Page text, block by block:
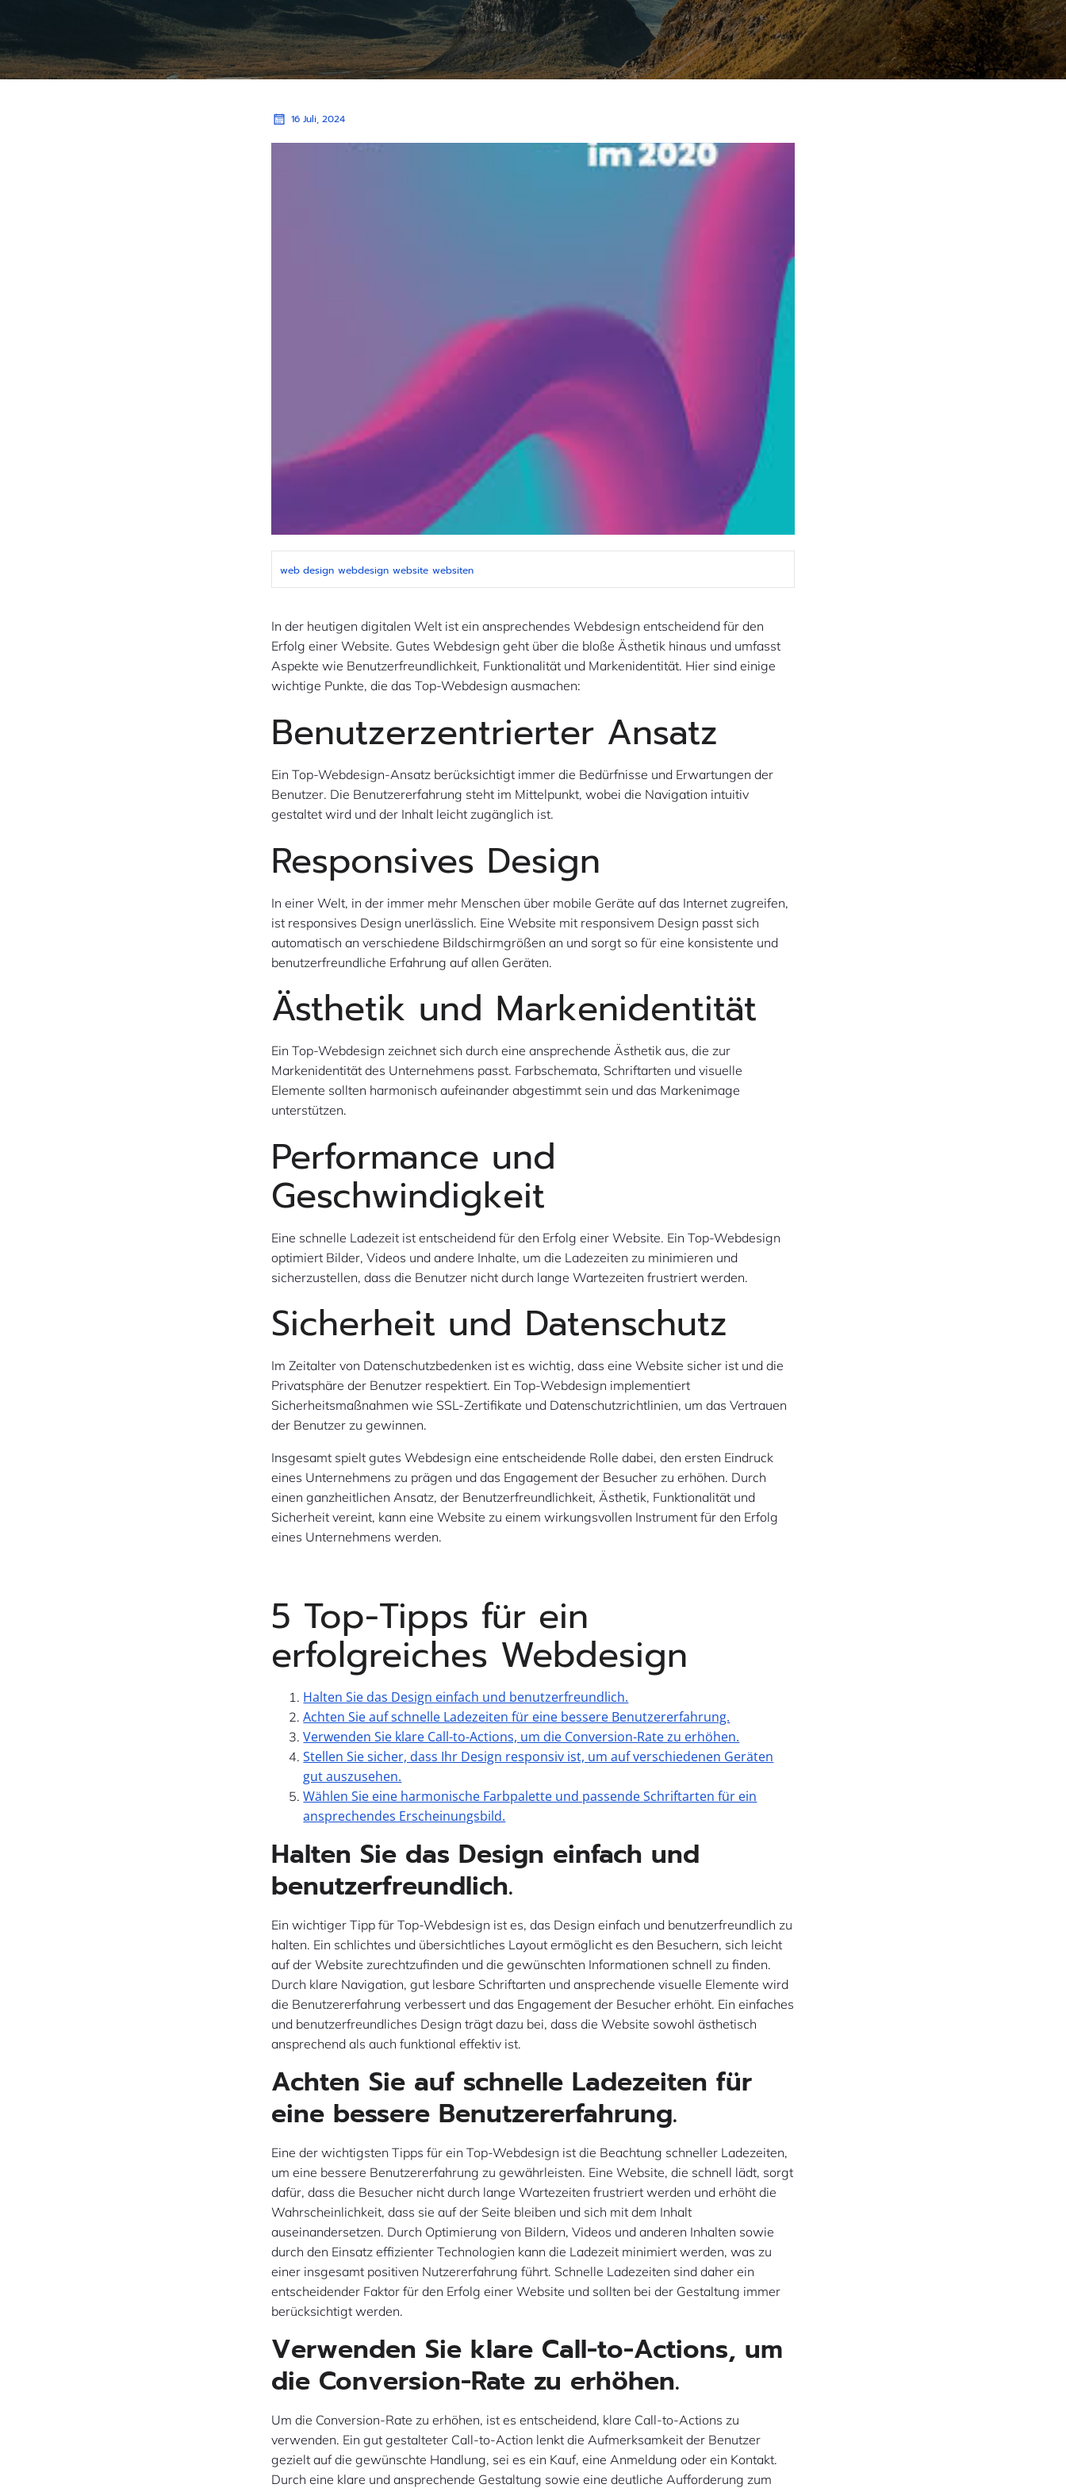
16 Juli, 2024
web design webdesign website websiten
In der heutigen digitalen Welt ist ein ansprechendes Webdesign entscheidend für den
Erfolg einer Website. Gutes Webdesign geht über die bloße Ästhetik hinaus und umfasst
Aspekte wie Benutzerfreundlichkeit, Funktionalität und Markenidentität. Hier sind einige
wichtige Punkte, die das Top-Webdesign ausmachen:
Benutzerzentrierter Ansatz
Ein Top-Webdesign-Ansatz berücksichtigt immer die Bedürfnisse und Erwartungen der
Benutzer. Die Benutzererfahrung steht im Mittelpunkt, wobei die Navigation intuitiv
gestaltet wird und der Inhalt leicht zugänglich ist.
Responsives Design
In einer Welt, in der immer mehr Menschen über mobile Geräte auf das Internet zugreifen,
ist responsives Design unerlässlich. Eine Website mit responsivem Design passt sich
automatisch an verschiedene Bildschirmgrößen an und sorgt so für eine konsistente und
benutzerfreundliche Erfahrung auf allen Geräten.
Ästhetik und Markenidentität
Ein Top-Webdesign zeichnet sich durch eine ansprechende Ästhetik aus, die zur
Markenidentität des Unternehmens passt. Farbschemata, Schriftarten und visuelle
Elemente sollten harmonisch aufeinander abgestimmt sein und das Markenimage
unterstützen.
Performance und
Geschwindigkeit
Eine schnelle Ladezeit ist entscheidend für den Erfolg einer Website. Ein Top-Webdesign
optimiert Bilder, Videos und andere Inhalte, um die Ladezeiten zu minimieren und
sicherzustellen, dass die Benutzer nicht durch lange Wartezeiten frustriert werden.
Sicherheit und Datenschutz
Im Zeitalter von Datenschutzbedenken ist es wichtig, dass eine Website sicher ist und die
Privatsphäre der Benutzer respektiert. Ein Top-Webdesign implementiert
Sicherheitsmaßnahmen wie SSL-Zertifikate und Datenschutzrichtlinien, um das Vertrauen
der Benutzer zu gewinnen.
Insgesamt spielt gutes Webdesign eine entscheidende Rolle dabei, den ersten Eindruck
eines Unternehmens zu prägen und das Engagement der Besucher zu erhöhen. Durch
einen ganzheitlichen Ansatz, der Benutzerfreundlichkeit, Ästhetik, Funktionalität und
Sicherheit vereint, kann eine Website zu einem wirkungsvollen Instrument für den Erfolg
eines Unternehmens werden.
5 Top-Tipps für ein
erfolgreiches Webdesign
Halten Sie das Design einfach und benutzerfreundlich.
Achten Sie auf schnelle Ladezeiten für eine bessere Benutzererfahrung.
Verwenden Sie klare Call-to-Actions, um die Conversion-Rate zu erhöhen.
Stellen Sie sicher, dass Ihr Design responsiv ist, um auf verschiedenen Geräten
gut auszusehen.
Wählen Sie eine harmonische Farbpalette und passende Schriftarten für ein
ansprechendes Erscheinungsbild.
Halten Sie das Design einfach und
benutzerfreundlich.
Ein wichtiger Tipp für Top-Webdesign ist es, das Design einfach und benutzerfreundlich zu
halten. Ein schlichtes und übersichtliches Layout ermöglicht es den Besuchern, sich leicht
auf der Website zurechtzufinden und die gewünschten Informationen schnell zu finden.
Durch klare Navigation, gut lesbare Schriftarten und ansprechende visuelle Elemente wird
die Benutzererfahrung verbessert und das Engagement der Besucher erhöht. Ein einfaches
und benutzerfreundliches Design trägt dazu bei, dass die Website sowohl ästhetisch
ansprechend als auch funktional effektiv ist.
Achten Sie auf schnelle Ladezeiten für
eine bessere Benutzererfahrung.
Eine der wichtigsten Tipps für ein Top-Webdesign ist die Beachtung schneller Ladezeiten,
um eine bessere Benutzererfahrung zu gewährleisten. Eine Website, die schnell lädt, sorgt
dafür, dass die Besucher nicht durch lange Wartezeiten frustriert werden und erhöht die
Wahrscheinlichkeit, dass sie auf der Seite bleiben und sich mit dem Inhalt
auseinandersetzen. Durch Optimierung von Bildern, Videos und anderen Inhalten sowie
durch den Einsatz effizienter Technologien kann die Ladezeit minimiert werden, was zu
einer insgesamt positiven Nutzererfahrung führt. Schnelle Ladezeiten sind daher ein
entscheidender Faktor für den Erfolg einer Website und sollten bei der Gestaltung immer
berücksichtigt werden.
Verwenden Sie klare Call-to-Actions, um
die Conversion-Rate zu erhöhen.
Um die Conversion-Rate zu erhöhen, ist es entscheidend, klare Call-to-Actions zu
verwenden. Ein gut gestalteter Call-to-Action lenkt die Aufmerksamkeit der Benutzer
gezielt auf die gewünschte Handlung, sei es ein Kauf, eine Anmeldung oder ein Kontakt.
Durch eine klare und ansprechende Gestaltung sowie eine deutliche Aufforderung zum